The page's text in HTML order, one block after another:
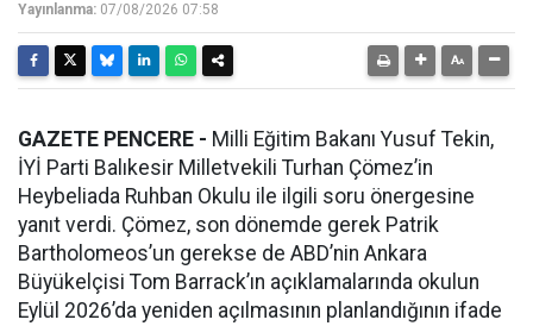
Yayınlanma: 07/08/2026 07:58
GAZETE PENCERE - Milli Eğitim Bakanı Yusuf Tekin,
İYİ Parti Balıkesir Milletvekili Turhan Çömez’in
Heybeliada Ruhban Okulu ile ilgili soru önergesine
yanıt verdi. Çömez, son dönemde gerek Patrik
Bartholomeos’un gerekse de ABD’nin Ankara
Büyükelçisi Tom Barrack’ın açıklamalarında okulun
Eylül 2026’da yeniden açılmasının planlandığının ifade